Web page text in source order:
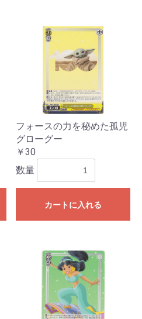
フォースの力を秘めた孤児
グローグー
￥30
数量
カートに入れる